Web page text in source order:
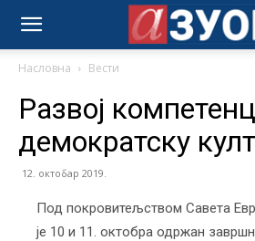
Насловна Вести
Развој
демократску
12. октобар 2019.
Под покровитељством Савета
je 10 и 11. октобра одржан